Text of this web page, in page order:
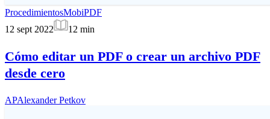
ProcedimientosMobiPDF
12 sept 2022
12 min
Cómo editar un PDF o crear un archivo PDF
desde cero
APAlexander Petkov